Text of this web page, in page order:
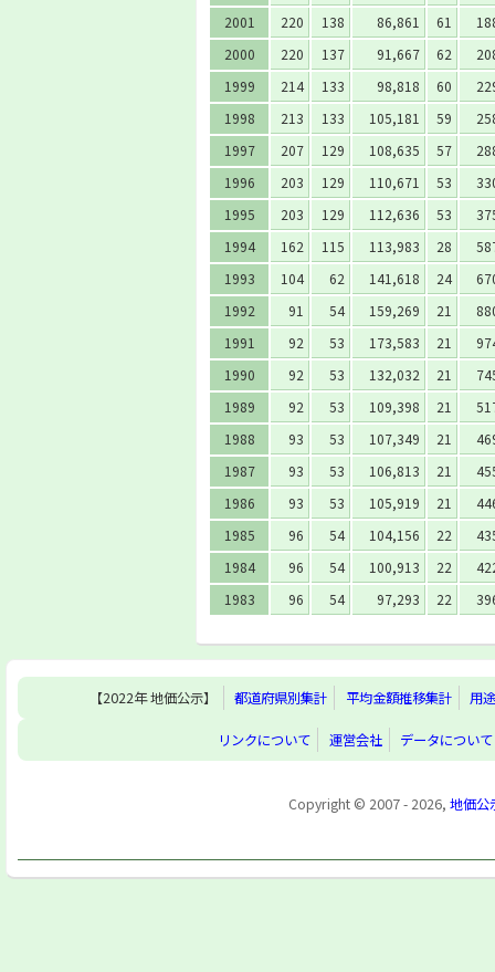
2001
220 138 86,861 61
2000
220 137 91,667 62
1999
214 133 98,818 60
1998
213 133 105,181 59
1997
207 129 108,635 57
1996
203 129 110,671 53
1995
203 129 112,636 53
1994
162 115 113,983 28
1993
104 62 141,618 24
1992
91 54 159,269 21
1991
92 53 173,583 21
1990
92 53 132,032 21
1989
92 53 109,398 21
1988
93 53 107,349 21
1987
93 53 106,813 21
1986
93 53 105,919 21
1985
96 54 104,156 22
1984
96 54 100,913 22
1983
96 54 97,293 22
【2022年 地価公示】 都道府県別集計 平均金額推移集計 用
リンクについて 運営会社 データについて
Copyright © 2007 - 2026, 地価公